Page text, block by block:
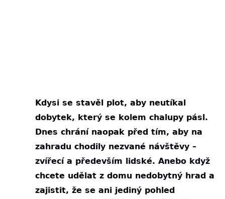
Kdysi se stavěl plot, aby neutíkal
dobytek, který se kolem chalupy pásl.
Dnes chrání naopak před tím, aby na
zahradu chodily nezvané návštěvy –
zvířecí a především lidské. Anebo když
chcete udělat z domu nedobytný hrad a
zajistit, že se ani jediný pohled